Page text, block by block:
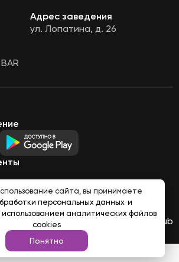
Адрес заведения
ул. Лопатина, д. 26
персональных данных
2026Работает на Loyalhub
сайта, вы принимаете
персональных данных и
аналитических файлов
cookies
Понятно